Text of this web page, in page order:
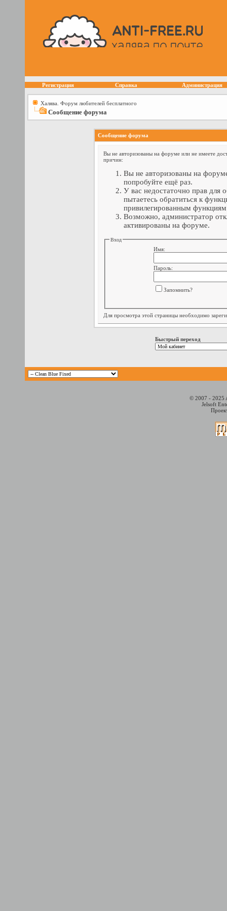
Регистрация Справка Администрация
Халява. Форум любителей бесплатного
Сообщение форума
Сообщение форума
Вы не авторизованы на форуме или не имеете
причин:
Вы не авторизованы на
попробуйте ещё раз.
У вас недостаточно прав для
пытаетесь обратиться к
привилегированным
Возможно, администратор
активированы на форуме.
Вход
Имя:
Пароль:
Запомнить?
Для просмотра этой страницы необходимо
Быстрый переход
© 2007 - 2025
Jelsoft